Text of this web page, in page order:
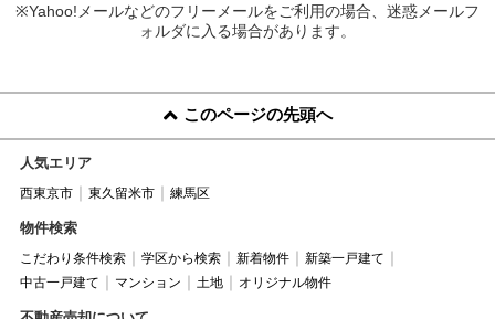
※Yahoo!メールなどのフリーメールをご利用の場合、迷惑メールフ
ォルダに入る場合があります。
このページの先頭へ
人気エリア
西東京市 東久留米市 練馬区
物件検索
こだわり条件検索 学区から検索 新着物件
新築一戸建て
中古一戸建て
マンション 土地 オリジナル物件